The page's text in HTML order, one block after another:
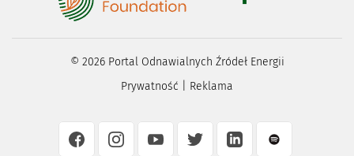
© 2026Portal Odnawialnych Źródeł Energii
Prywatność
Reklama